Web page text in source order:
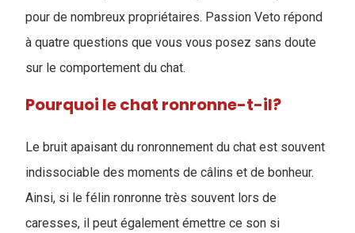
pour de nombreux propriétaires. Passion Veto répond
à quatre questions que vous vous posez sans doute
sur le comportement du chat.
Pourquoi le chat ronronne-t-il?
Le bruit apaisant du ronronnement du chat est souvent
indissociable des moments de câlins et de bonheur.
Ainsi, si le félin ronronne très souvent lors de
caresses, il peut également émettre ce son si